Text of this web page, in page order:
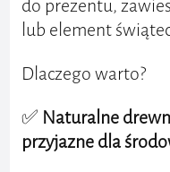
do prezentu,
lub element
Dlaczego warto?
✅ Naturalne
przyjazne dla